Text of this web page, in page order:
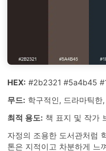
HEX: #2b2321 #5a4b45
무드: 학구적인, 드라마틱한
최적 용도: 책 표지 및 작가
자정의 조용한 도서관처럼
톤은 지적이고 차분하게 느